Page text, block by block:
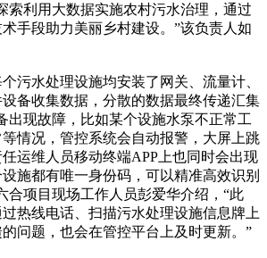
索利用大数据实施农村污水治理，通过
手段助力美丽乡村建设。”该负责人如
水处理设施均安装了网关、流量计、
备收集数据，分散的数据最终传递汇集
出现故障，比如某个设施水泵不正常工
情况，管控系统会自动报警，大屏上跳
运维人员移动终端APP上也同时会出现
施都有唯一身份码，可以精准高效识别
合项目现场工作人员彭爱华介绍，“此
热线电话、扫描污水处理设施信息牌上
问题，也会在管控平台上及时更新。”